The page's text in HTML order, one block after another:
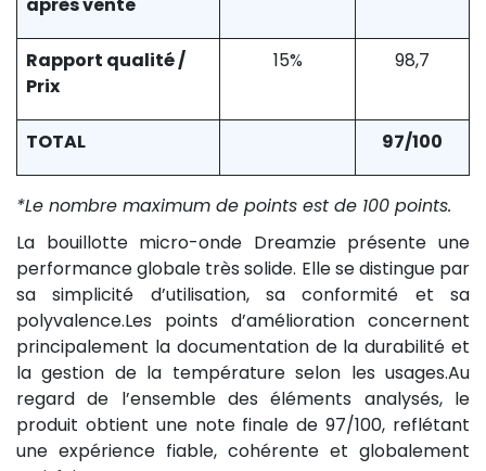
Rapport qualité /
Prix
15% 98,7
TOTAL 97/100
*Le nombre maximum de points est de 100 points.
La bouillotte micro-onde Dreamzie présente une
performance globale très solide. Elle se distingue par
sa simplicité d’utilisation, sa conformité et sa
polyvalence.Les points d’amélioration concernent
principalement la documentation de la durabilité et
la gestion de la température selon les usages.Au
regard de l’ensemble des éléments analysés, le
produit obtient une note finale de 97/100, reflétant
une expérience fiable, cohérente et globalement